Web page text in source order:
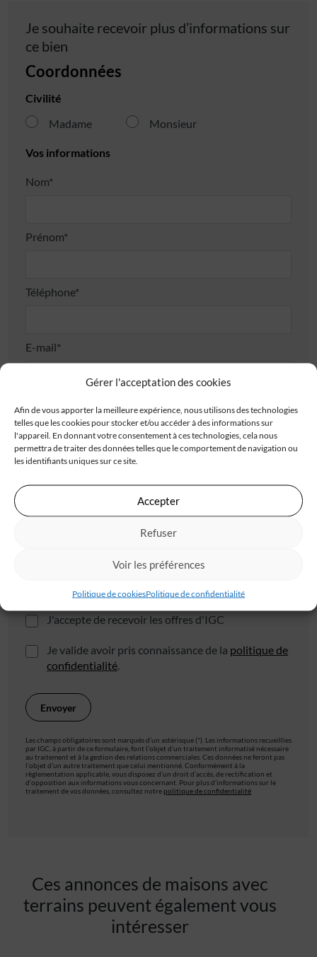
Gérer l'acceptation des cookies
Afin de vous apporter la meilleure expérience, nous utilisons des technologies
telles que les cookies pour stocker et/ou accéder à des informations sur
l'appareil. En donnant votre consentement à ces technologies, cela nous
permettra de traiter des données telles que le comportement de navigation ou
les identifiants uniques sur ce site.
Accepter
Refuser
Voir les préférences
Politique de cookiesPolitique de confidentialité
Je souhaite recevoir plus d’informations sur
ce bien
Coordonnées
Civilité
Madame
Monsieur
Vos informations
Nom*
Prénom*
Téléphone*
E-mail*
J'accepte de recevoir les offres d'IGC
Je valide avoir pris connaissance de la politique de
confidentialité.
Les champs obligatoires sont marqués d’un astérisque (*). Les informations recueillies
par IGC, à partir de ce formulaire, font l’objet d’un traitement informatisé nécessaire
au traitement et à la gestion des relations commerciales. Ces données ne feront pas
l’objet d’un autre traitement que celui mentionné. Conformément à la
règlementation applicable, vous disposez d’un droit d’accès, de rectification et
d’opposition aux informations vous concernant. Pour plus d’informations sur le
traitement de vos données, consultez notre politique de confidentialité
Ces annonces de maisons avec
terrains peuvent également vous
intéresser